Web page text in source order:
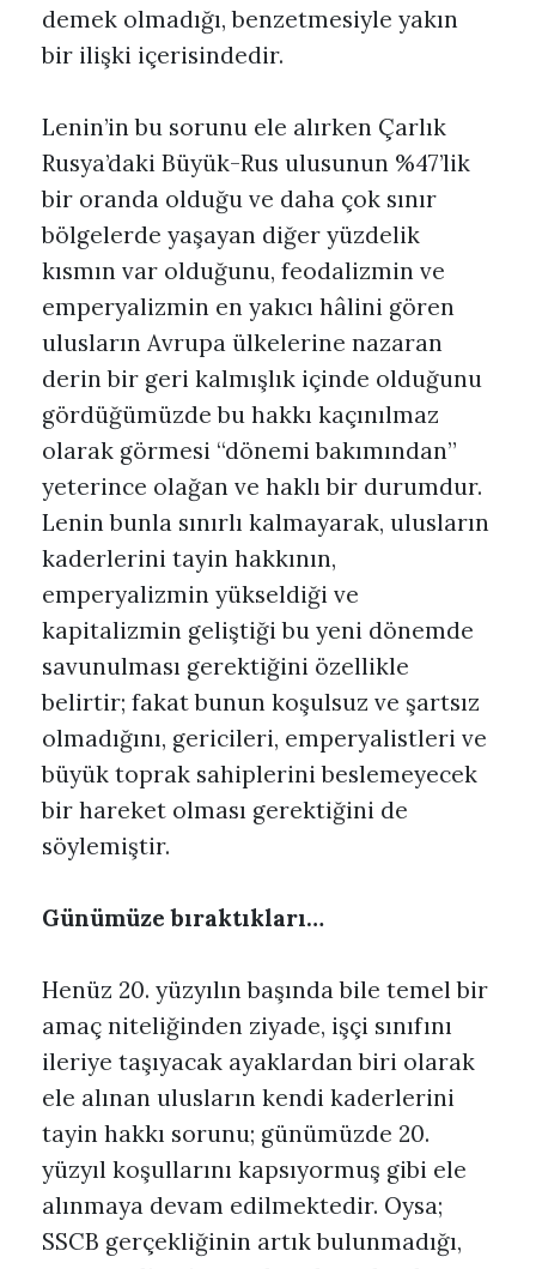
demek olmadığı, benzetmesiyle yakın
bir ilişki içerisindedir.
Lenin’in bu sorunu ele alırken Çarlık
Rusya’daki Büyük-Rus ulusunun %47’lik
bir oranda olduğu ve daha çok sınır
bölgelerde yaşayan diğer yüzdelik
kısmın var olduğunu, feodalizmin ve
emperyalizmin en yakıcı hâlini gören
ulusların Avrupa ülkelerine nazaran
derin bir geri kalmışlık içinde olduğunu
gördüğümüzde bu hakkı kaçınılmaz
olarak görmesi “dönemi bakımından”
yeterince olağan ve haklı bir durumdur.
Lenin bunla sınırlı kalmayarak, ulusların
kaderlerini tayin hakkının,
emperyalizmin yükseldiği ve
kapitalizmin geliştiği bu yeni dönemde
savunulması gerektiğini özellikle
belirtir; fakat bunun koşulsuz ve şartsız
olmadığını, gericileri, emperyalistleri ve
büyük toprak sahiplerini beslemeyecek
bir hareket olması gerektiğini de
söylemiştir.
Günümüze bıraktıkları…
Henüz 20. yüzyılın başında bile temel bir
amaç niteliğinden ziyade, işçi sınıfını
ileriye taşıyacak ayaklardan biri olarak
ele alınan ulusların kendi kaderlerini
tayin hakkı sorunu; günümüzde 20.
yüzyıl koşullarını kapsıyormuş gibi ele
alınmaya devam edilmektedir. Oysa;
SSCB gerçekliğinin artık bulunmadığı,